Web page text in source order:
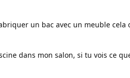
un bac avec un meuble cela
dans mon salon, si tu vois ce